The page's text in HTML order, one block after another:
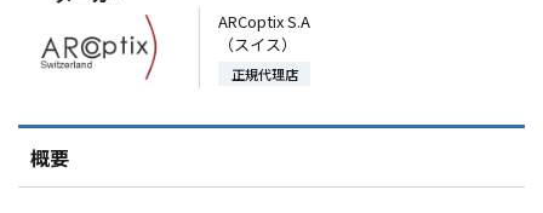
ARCoptix S.A
（スイス）
正規代理店
概要